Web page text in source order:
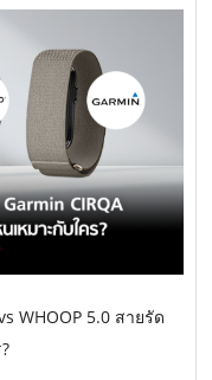
WHOOP 5.0 สายรัด